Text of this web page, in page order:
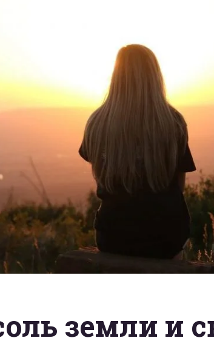
земли и